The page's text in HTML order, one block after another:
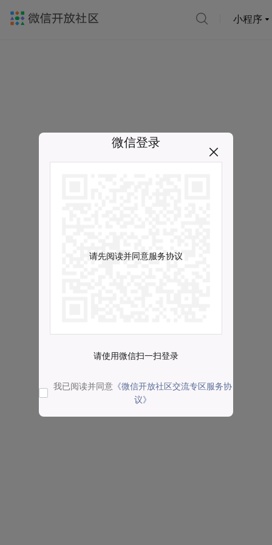
小程序
微信登录
请先阅读并同意服务协议
请使用微信扫一扫登录
我已阅读并同意 《微信开放社区交流专区服务协
议》